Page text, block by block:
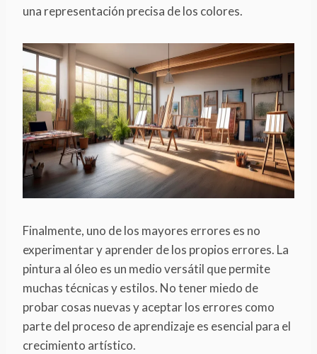
una representación precisa de los colores.
Finalmente, uno de los mayores errores es no
experimentar y aprender de los propios errores. La
pintura al óleo es un medio versátil que permite
muchas técnicas y estilos. No tener miedo de
probar cosas nuevas y aceptar los errores como
parte del proceso de aprendizaje es esencial para el
crecimiento artístico.